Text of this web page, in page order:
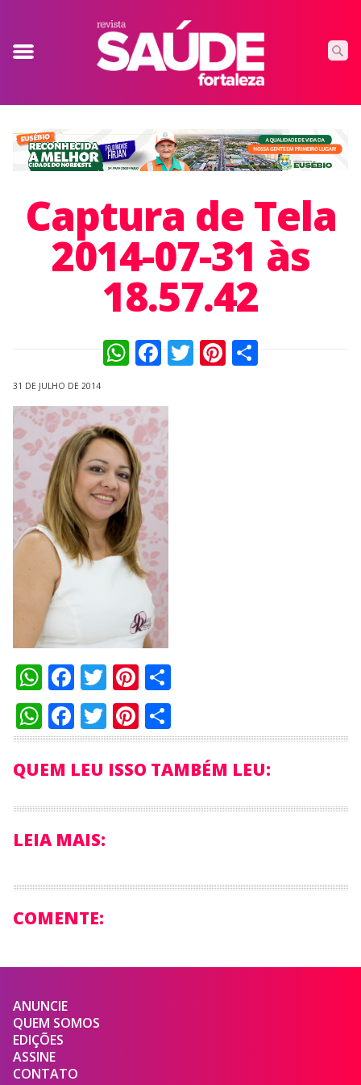
Captura de Tela
2014-07-31 às
18.57.42
WhatsApp
Facebook
TwitterPinterest
31 DE JULHO DE 2014
WhatsApp
Facebook
Twitter
Pinterest
Compartilhar
WhatsApp
Facebook
Twitter
Pinterest
Compartilhar
QUEM LEU ISSO TAMBÉM LEU:
LEIA MAIS:
COMENTE:
ANUNCIE
QUEM SOMOS
EDIÇÕES
ASSINE
CONTATO